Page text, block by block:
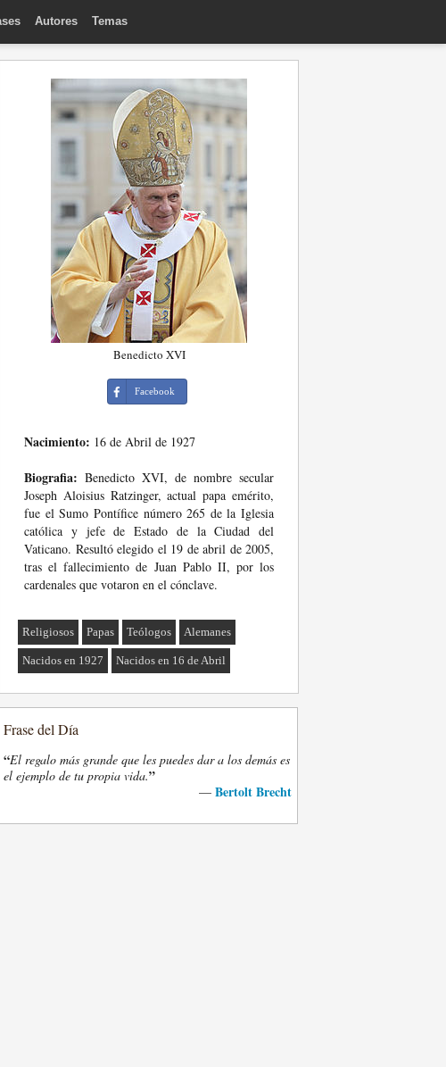
Autores Temas
Benedicto XVI
Facebook
Nacimiento: 16 de Abril de 1927
Biografia: Benedicto XVI, de nombre secular
Joseph Aloisius Ratzinger, actual papa emérito,
fue el Sumo Pontífice número 265 de la Iglesia
católica y jefe de Estado de la Ciudad del
Vaticano. Resultó elegido el 19 de abril de 2005,
tras el fallecimiento de Juan Pablo II, por los
cardenales que votaron en el cónclave.
Religiosos Papas Teólogos Alemanes
Nacidos en 1927 Nacidos en 16 de Abril
Frase del Día
“El regalo más grande que les puedes dar a los demás es
el ejemplo de tu propia vida.”
— Bertolt Brecht